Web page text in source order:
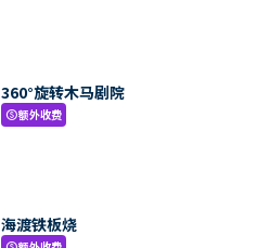
360°旋转木马剧院
paid额外收费
海渡铁板烧